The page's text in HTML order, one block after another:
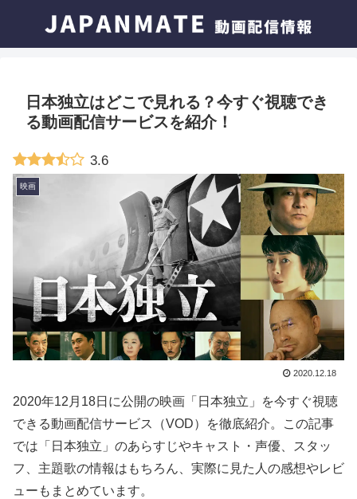
日本独立はどこで見れる？今すぐ視聴でき
る動画配信サービスを紹介！
3.6
映画
2020.12.18
2020年12月18日に公開の映画「日本独立」を今すぐ視聴
できる動画配信サービス（VOD）を徹底紹介。この記事
では「日本独立」のあらすじやキャスト・声優、スタッ
フ、主題歌の情報はもちろん、実際に見た人の感想やレビ
ューもまとめています。